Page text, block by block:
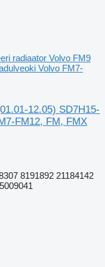
radiaator Volvo FM9
Volvo FM7-
12.05) SD7H15-
FM12, FM, FMX
8191892 21184142